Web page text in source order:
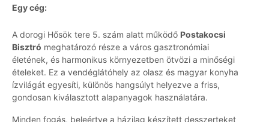
Egy cég:
A dorogi Hősök tere 5. szám alatt működő Postakocsi
Bisztró meghatározó része a város gasztronómiai
életének, és harmonikus környezetben ötvözi a minőségi
ételeket. Ez a vendéglátóhely az olasz és magyar konyha
ízvilágát egyesíti, különös hangsúlyt helyezve a friss,
gondosan kiválasztott alapanyagok használatára.
Minden fogás, beleértve a házilag készített desszerteket